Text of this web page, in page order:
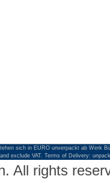
sich in EURO unverpackt ab Werk
exclude VAT. Terms of Delivery:
All rights